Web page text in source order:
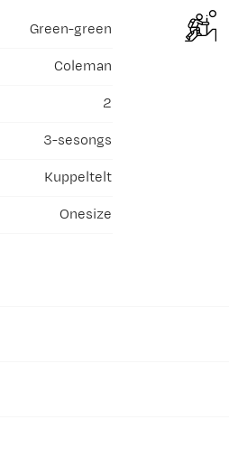
Green-green
Coleman
2
3-sesongs
Kuppeltelt
Onesize